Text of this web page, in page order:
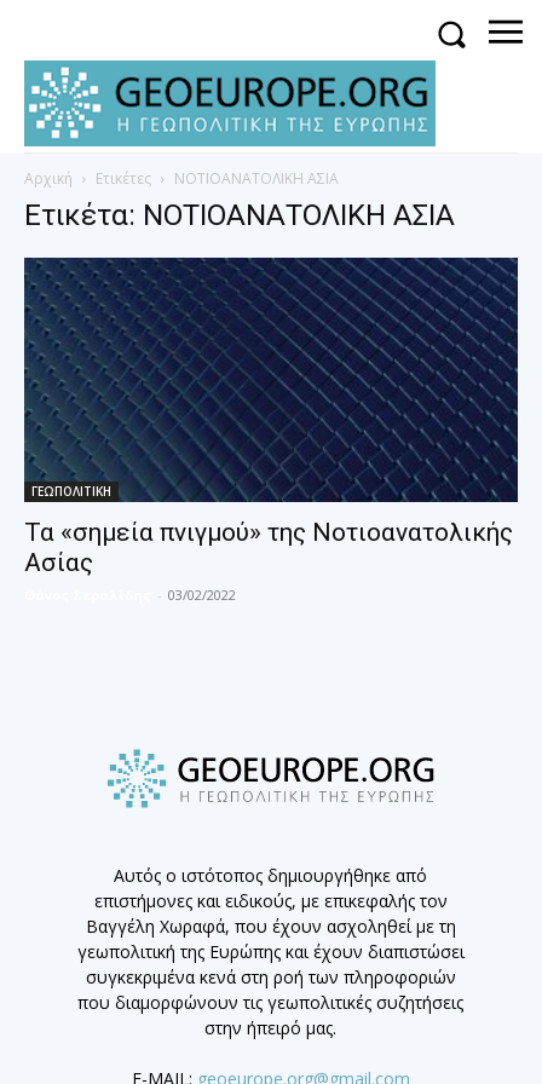
Αρχική Ετικέτες ΝΟΤΙΟΑΝΑΤΟΛΙΚΗ ΑΣΙΑ
Ετικέτα: ΝΟΤΙΟΑΝΑΤΟΛΙΚΗ ΑΣΙΑ
ΓΕΩΠΟΛΙΤΙΚΗ
Τα «σημεία πνιγμού» της Νοτιοανατολικής
Ασίας
- 03/02/2022
Αυτός ο ιστότοπος δημιουργήθηκε από
επιστήμονες και ειδικούς, με επικεφαλής τον
Βαγγέλη Χωραφά, που έχουν ασχοληθεί με τη
γεωπολιτική της Ευρώπης και έχουν διαπιστώσει
συγκεκριμένα κενά στη ροή των πληροφοριών
που διαμορφώνουν τις γεωπολιτικές συζητήσεις
στην ήπειρό μας.
E-MAIL: geoeurope.org@gmail.com